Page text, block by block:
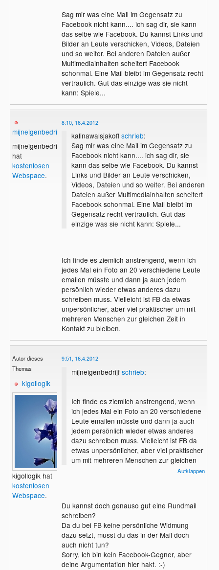
Sag mir was eine Mail im Gegensatz zu
Facebook nicht kann.... ich sag dir, sie kann
das selbe wie Facebook. Du kannst Links und
Bilder an Leute verschicken, Videos, Dateien
und so weiter. Bei anderen Dateien außer
Multimediainhalten scheitert Facebook
schonmal. Eine Mail bleibt im Gegensatz recht
vertraulich. Gut das einzige was sie nicht
kann: Spiele...
mijneigenbedrijf
mijneigenbedrijf
hat
kostenlosen
Webspace.
8:10, 16.4.2012
kalinawalsjakoff schrieb:
Sag mir was eine Mail im Gegensatz zu
Facebook nicht kann.... ich sag dir, sie
kann das selbe wie Facebook. Du kannst
Links und Bilder an Leute verschicken,
Videos, Dateien und so weiter. Bei anderen
Dateien außer Multimediainhalten scheitert
Facebook schonmal. Eine Mail bleibt im
Gegensatz recht vertraulich. Gut das
einzige was sie nicht kann: Spiele...
Ich finde es ziemlich anstrengend, wenn ich
jedes Mal ein Foto an 20 verschiedene Leute
emailen müsste und dann ja auch jedem
persönlich wieder etwas anderes dazu
schreiben muss. Vielleicht ist FB da etwas
unpersönlicher, aber viel praktischer um mit
mehreren Menschen zur gleichen Zeit in
Kontakt zu bleiben.
Autor dieses
Themas
kigollogik
kigollogik hat
kostenlosen
Webspace.
9:51, 16.4.2012
mijneigenbedrijf schrieb:
Ich finde es ziemlich anstrengend, wenn
ich jedes Mal ein Foto an 20 verschiedene
Leute emailen müsste und dann ja auch
jedem persönlich wieder etwas anderes
dazu schreiben muss. Vielleicht ist FB da
etwas unpersönlicher, aber viel praktischer
um mit mehreren Menschen zur gleichen
Aufklappen
Du kannst doch genauso gut eine Rundmail
schreiben?
Da du bei FB keine persönliche Widmung
dazu setzt, musst du das in der Mail doch
auch nicht tun?
Sorry, ich bin kein Facebook-Gegner, aber
deine Argumentation hier hakt. :-)